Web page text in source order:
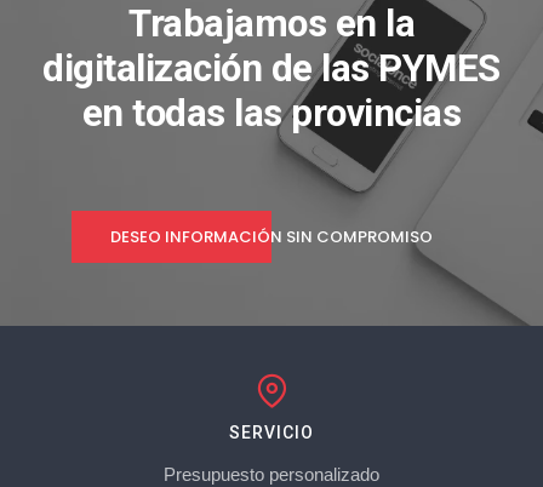
Trabajamos en la
digitalización de las PYMES
en todas las provincias
DESEO INFORMACIÓN SIN COMPROMISO
SERVICIO
Presupuesto personalizado